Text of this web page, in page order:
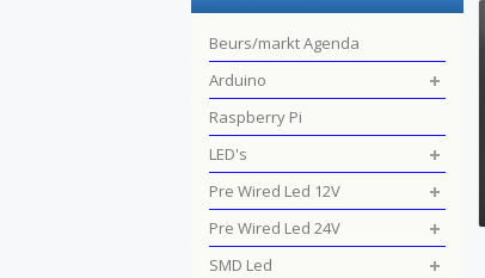
Beurs/markt Agenda
Arduino
Raspberry Pi
LED's
Pre Wired Led 12V
Pre Wired Led 24V
SMD Led